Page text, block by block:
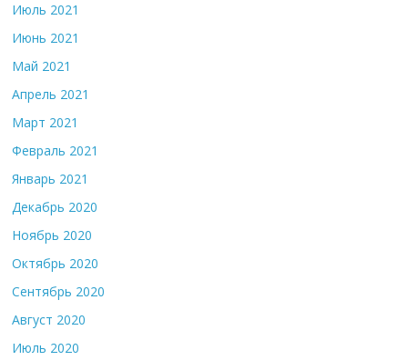
Июль 2021
Июнь 2021
Май 2021
Апрель 2021
Март 2021
Февраль 2021
Январь 2021
Декабрь 2020
Ноябрь 2020
Октябрь 2020
Сентябрь 2020
Август 2020
Июль 2020